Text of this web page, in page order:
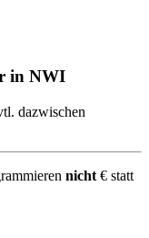
in NWI
dazwischen
nicht € statt